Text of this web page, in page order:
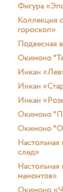
Фигура
Коллекция
гороскоп»
Подвесная
Окимоно
Инкан
Инкан
Инкан
Окимоно
Окимоно
след»
мамонтов»